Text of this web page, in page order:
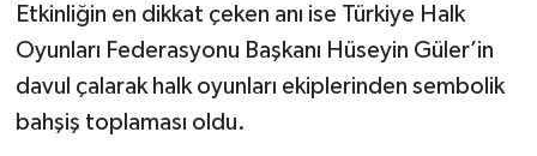
Etkinliğin en dikkat çeken anı ise Türkiye Halk
Oyunları Federasyonu Başkanı Hüseyin Güler’in
davul çalarak halk oyunları ekiplerinden sembolik
bahşiş toplaması oldu.